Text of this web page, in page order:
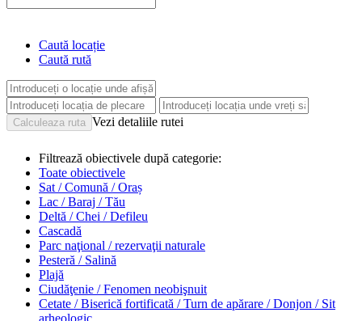
Caută locație
Caută rută
Vezi detaliile rutei
Filtrează obiectivele după categorie:
Toate obiectivele
Sat / Comună / Oraș
Lac / Baraj / Tău
Deltă / Chei / Defileu
Cascadă
Parc naţional / rezervaţii naturale
Pesteră / Salină
Plajă
Ciudăţenie / Fenomen neobişnuit
Cetate / Biserică fortificată / Turn de apărare / Donjon / Sit
arheologic